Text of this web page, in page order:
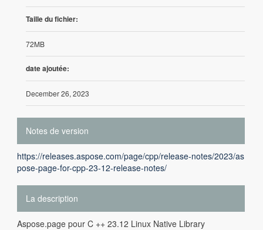
Taille du fichier:
72MB
date ajoutée:
December 26, 2023
Notes de version
https://releases.aspose.com/page/cpp/release-notes/2023/as
pose-page-for-cpp-23-12-release-notes/
La description
Aspose.page pour C ++ 23.12 Linux Native Library